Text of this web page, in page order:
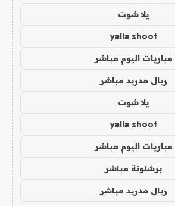
يلا شوت
yalla shoot
مباريات اليوم مباشر
ريال مدريد مباشر
يلا شوت
yalla shoot
مباريات اليوم مباشر
برشلونة مباشر
ريال مدريد مباشر